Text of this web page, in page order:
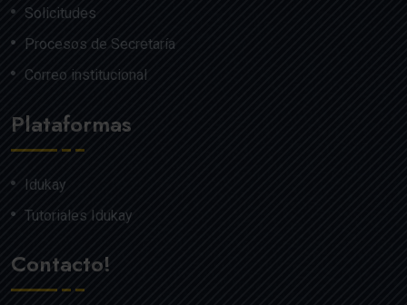
Solicitudes
Procesos de Secretaría
Correo institucional
Plataformas
Idukay
Tutoriales Idukay
Contacto!